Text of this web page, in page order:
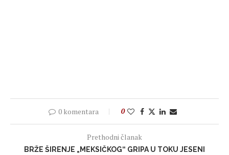
0 komentara 0
Prethodni članak
BRŽE ŠIRENJE „MEKSIČKOG“ GRIPA U TOKU JESENI